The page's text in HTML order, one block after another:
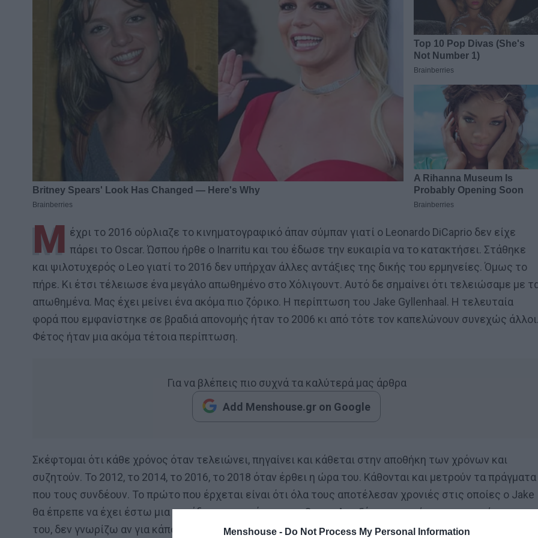
Menshouse - Do Not Process My Personal Information
Μ έχρι το 2016 ούρλιαζε το κινηματογραφικό άπαν σύμπαν γιατί ο Leonardo DiCaprio δεν είχε
πάρει το Oscar. Ώσπου ήρθε ο Inarritu και του έδωσε την ευκαιρία να το κατακτήσει. Στάθηκε
και ψιλοτυχερός ο Leo γιατί το 2016 δεν υπήρχαν άλλες αντάξιες της δικής του ερμηνείες. Όμως το
πήρε. Κι έτσι τέλειωσε ένα μεγάλο απωθημένο στο Χόλιγουντ. Αυτό δε σημαίνει ότι τελειώσαμε με
απωθημένα. Μας έχει μείνει ένα ακόμα πιο ζόρικο. Η περίπτωση του Jake Gyllenhaal. Η τελευταία
φορά που εμφανίστηκε σε βραδιά απονομής ήταν το 2006 κι από τότε τον καπελώνουν συνεχώς
Φέτος ήταν μια ακόμα τέτοια περίπτωση.
Για να βλέπεις πιο συχνά τα καλύτερά μας άρθρα
Add Menshouse.gr on Google
Σκέφτομαι ότι κάθε χρόνος όταν τελειώνει, πηγαίνει και κάθεται στην αποθήκη των χρόνων και
συζητούν. Το 2012, το 2014, το 2016, το 2018 όταν έρθει η ώρα του. Κάθονται και μετρούν τα πράγματα
που τους συνδέουν. Το πρώτο που έρχεται είναι ότι όλα τους αποτέλεσαν χρονιές στις οποίες ο Jake
θα έπρεπε να έχει έστω μια ρημάδα υποψηφιότητα για Oscar. Δεν ξέρω τι φταίει με την περίπτωση
του, δεν γνωρίζω αν για κάποιο λόγο δεν κάνει ιδιαίτερο γκελ στην Ακαδημία, αλλά η υπόθεση του